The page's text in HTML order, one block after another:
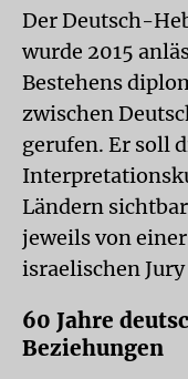
Der Deutsch-
wurde 2015
Bestehens
zwischen
gerufen. Er soll
Ländern
jeweils von
israelischen
60 Jahre
Beziehungen